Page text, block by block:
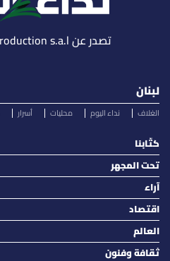
تصدر عن Lebanese Media Production s.a.l
لبنان
الغلاف نداء اليوم محليات أسرار
كتّابنا
تحت المجهر
آراء
اقتصاد
العالم
ثقافة وفنون